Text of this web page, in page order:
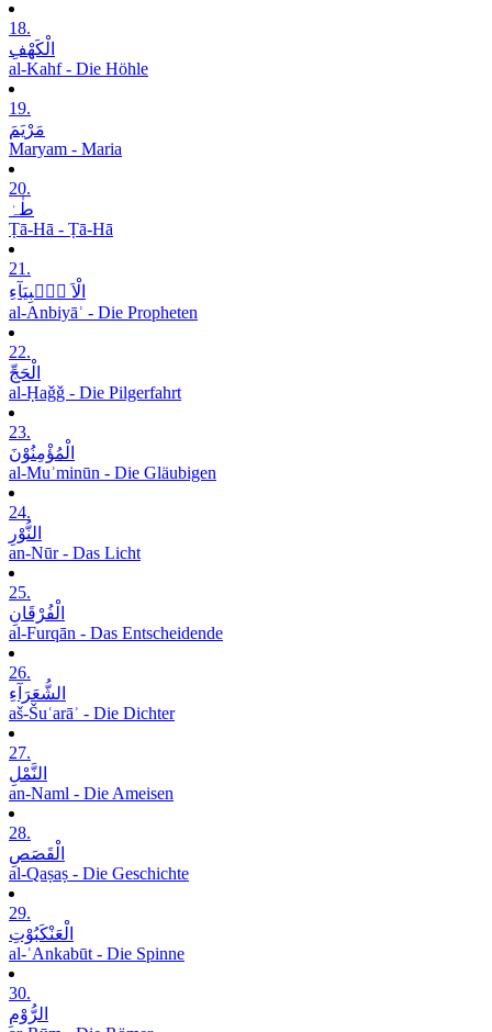
18.
الْکَھْفِ
al-Kahf - Die Höhle
19.
مَرْیَمَ
Maryam - Maria
20.
طٰہٰ
Ṭā-Hā - Ṭā-Hā
21.
الْاَ نۡۢبِیَآءِ
al-Anbiyāʾ - Die Propheten
22.
الْحَجِّ
al-Ḥaǧǧ - Die Pilgerfahrt
23.
الْمُؤْمِنُوْنَ
al-Muʾminūn - Die Gläubigen
24.
النُّوْرِ
an-Nūr - Das Licht
25.
الْفُرْقَانِ
al-Furqān - Das Entscheidende
26.
الشُّعَرَآءِ
aš-Šuʿarāʾ - Die Dichter
27.
النَّمْلِ
an-Naml - Die Ameisen
28.
الْقَصَصِ
al-Qaṣaṣ - Die Geschichte
29.
الْعَنْکَبُوْتِ
al-ʿAnkabūt - Die Spinne
30.
الرُّوْمِ